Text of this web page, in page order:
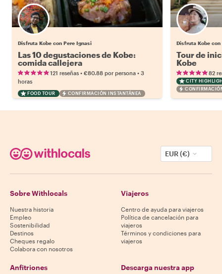
Disfruta Kobe con Pere Ignasi
Las 10 degustaciones de Kobe:
comida callejera
121 reseñas • €80.88 por persona • 3
horas
FOOD TOUR CONFIRMACIÓN INSTANTÁNEA
Disfruta Kobe con
Tour de
Kobe
82
CITY
EUR (€)
Sobre Withlocals
Nuestra historia
Empleo
Sostenibilidad
Destinos
Cheques regalo
Colabora con nosotros
Viajeros
Centro de ayuda para viajeros
Política de cancelación para
viajeros
Términos y condiciones para
viajeros
Anfitriones Descarga nuestra app